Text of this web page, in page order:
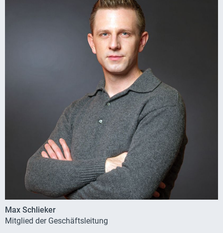
Max Schlieker
Mitglied der Geschäftsleitung